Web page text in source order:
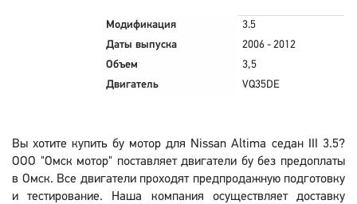
Модификация
3.5
Даты выпуска
2006 - 2012
Объем
3,5
Двигатель
VQ35DE
Вы хотите купить бу мотор для Nissan Altima седан III 3.5?
ООО "Омск мотор" поставляет двигатели бу без предоплаты
в Омск. Все двигатели проходят предпродажную подготовку
и тестирование. Наша компания осуществляет доставку